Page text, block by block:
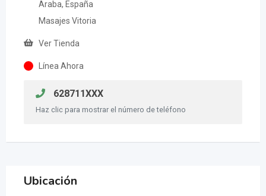
Araba, España
Masajes Vitoria
Ver Tienda
Línea Ahora
628711XXX
Haz clic para mostrar el número de teléfono
Ubicación